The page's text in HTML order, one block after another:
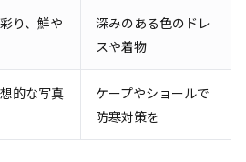
り、鮮や
深みのある色のドレ
スや着物
的な写真
ケープやショールで
防寒対策を